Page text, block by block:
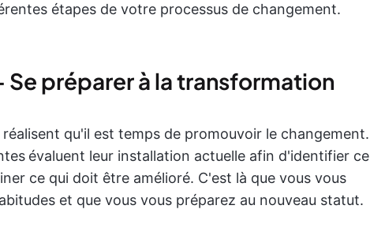
étapes de votre processus de changement.
Se préparer à la transformation
qu'il est temps de promouvoir le changement.
évaluent leur installation actuelle afin d'identifier ce
ce qui doit être amélioré. C'est là que vous vous
et que vous vous préparez au nouveau statut.